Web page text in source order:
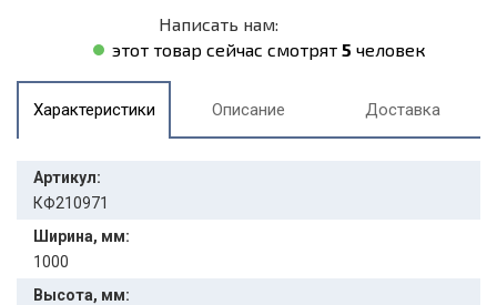
Написать нам:
этот товар сейчас смотрят 5 человек
Характеристики Описание Доставка
Артикул:
КФ210971
Ширина, мм:
1000
Высота, мм: